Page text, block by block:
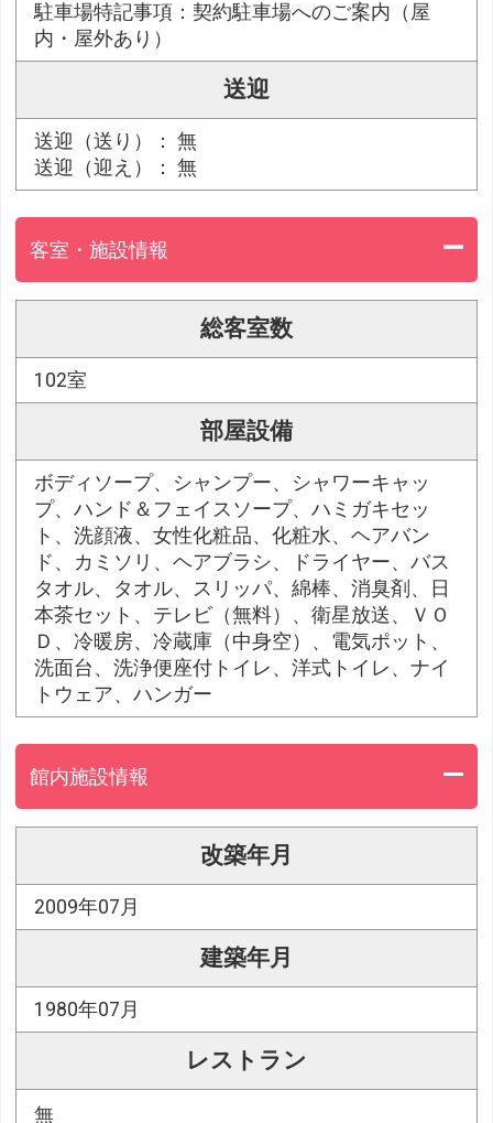
駐車場特記事項：契約駐車場へのご案内（屋
内・屋外あり）
送迎
送迎（送り）： 無
送迎（迎え）： 無
客室・施設情報
総客室数
102室
部屋設備
ボディソープ、シャンプー、シャワーキャッ
プ、ハンド＆フェイスソープ、ハミガキセッ
ト、洗顔液、女性化粧品、化粧水、ヘアバン
ド、カミソリ、ヘアブラシ、ドライヤー、バス
タオル、タオル、スリッパ、綿棒、消臭剤、日
本茶セット、テレビ（無料）、衛星放送、ＶＯ
Ｄ、冷暖房、冷蔵庫（中身空）、電気ポット、
洗面台、洗浄便座付トイレ、洋式トイレ、ナイ
トウェア、ハンガー
館内施設情報
改築年月
2009年07月
建築年月
1980年07月
レストラン
無